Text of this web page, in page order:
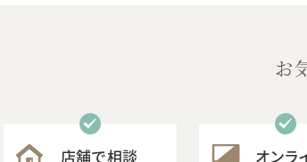
お
店舗で相談 オンラ